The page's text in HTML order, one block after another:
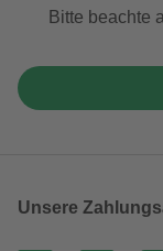
Bitte beachte
Unsere